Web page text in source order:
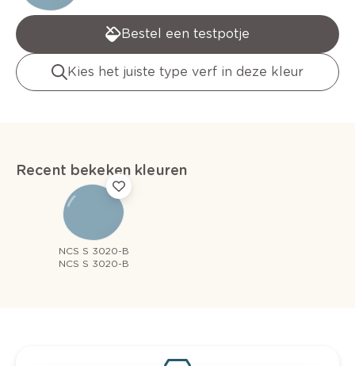
Bestel een testpotje
Kies het juiste type verf in deze kleur
Recent bekeken kleuren
NCS S 3020-B
NCS S 3020-B